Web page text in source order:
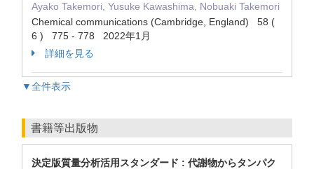
Ayako Takemori, Yusuke Kawashima, Nobuaki Takemori
Chemical communications (Cambridge, England) 58 (
6 ) 775 - 778 2022年1月
詳細を見る
▼全件表示
書籍等出版物
決定版質量分析活用スタンダード : 代謝物からタンパク